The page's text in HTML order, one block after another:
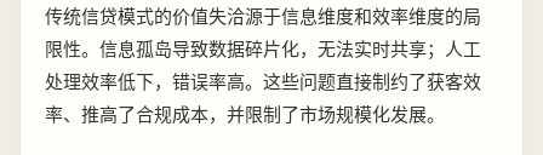
传统信贷模式的价值失洽源于信息维度和效率维度的局
限性。信息孤岛导致数据碎片化，无法实时共享；人工
处理效率低下，错误率高。这些问题直接制约了获客效
率、推高了合规成本，并限制了市场规模化发展。